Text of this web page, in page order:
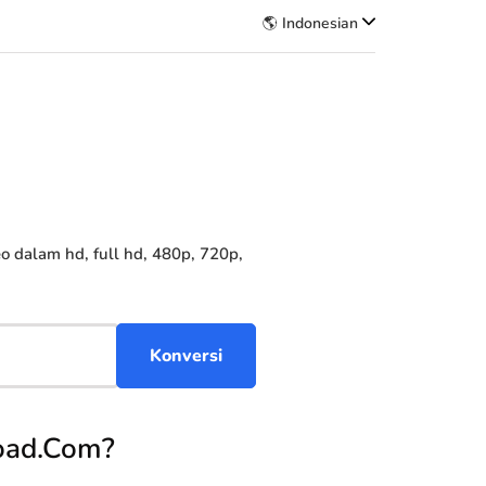
🌎 Indonesian
dalam hd, full hd, 480p, 720p,